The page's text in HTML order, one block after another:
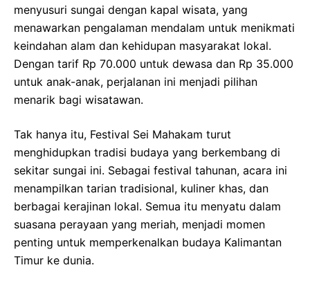
menyusuri sungai dengan kapal wisata, yang
menawarkan pengalaman mendalam untuk menikmati
keindahan alam dan kehidupan masyarakat lokal.
Dengan tarif Rp 70.000 untuk dewasa dan Rp 35.000
untuk anak-anak, perjalanan ini menjadi pilihan
menarik bagi wisatawan.
Tak hanya itu, Festival Sei Mahakam turut
menghidupkan tradisi budaya yang berkembang di
sekitar sungai ini. Sebagai festival tahunan, acara ini
menampilkan tarian tradisional, kuliner khas, dan
berbagai kerajinan lokal. Semua itu menyatu dalam
suasana perayaan yang meriah, menjadi momen
penting untuk memperkenalkan budaya Kalimantan
Timur ke dunia.